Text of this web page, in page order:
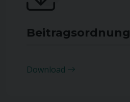
Beitragsordnung
Download